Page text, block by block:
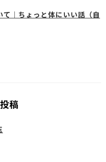
て｜ちょっと体にいい話（自
稿